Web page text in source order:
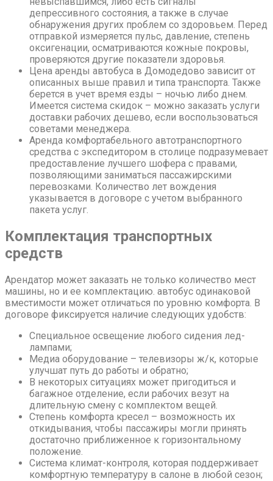
депрессивного состояния, а также в случае
обнаружения других проблем со здоровьем. Перед
отправкой измеряется пульс, давление, степень
оксигенации, осматриваются кожные покровы,
проверяются другие показатели здоровья.
Цена аренды автобуса в Домодедово зависит от
описанных выше правил и типа транспорта. Также
берется в учет время езды – ночью либо днем.
Имеется система скидок – можно заказать услуги
доставки рабочих дешево, если воспользоваться
советами менеджера.
Аренда комфортабельного автотранспортного
средства с экспедитором в столице подразумевает
предоставление лучшего шофера с правами,
позволяющими заниматься пассажирскими
перевозками. Количество лет вождения
указывается в договоре с учетом выбранного
пакета услуг.
Комплектация транспортных
средств
Арендатор может заказать не только количество мест
машины, но и ее комплектацию. автобус одинаковой
вместимости может отличаться по уровню комфорта. В
договоре фиксируется наличие следующих удобств:
Специальное освещение любого сидения лед-
лампами;
Медиа оборудование – телевизоры ж/к, которые
улучшат путь до работы и обратно;
В некоторых ситуациях может пригодиться и
багажное отделение, если рабочих везут на
длительную смену с комплектом вещей.
Степень комфорта кресел – возможность их
откидывания, чтобы пассажиры могли принять
достаточно приближенное к горизонтальному
положение.
Система климат-контроля, которая поддерживает
комфортную температуру в салоне в любой сезон;